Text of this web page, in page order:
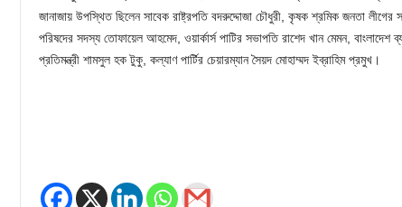
জানাজায় উপস্থিত ছিলেন সাবেক রাষ্ট্রপতি বদরুদ্দোজা চৌধুরী, কৃষক শ্রমিক জনতা লীগের
পরিষদের সদস্য তোফায়েল আহমেদ, ওয়ার্কার্স পাটির সভাপতি রাশেদ খান মেমন, বাংলাদেশ
প্রতিমন্ত্রী শামসুল হক টুকু, কল্যাণ পার্টির চেয়ারম্যান সৈয়দ মোহাম্মদ ইব্রাহিম প্রমুখ।